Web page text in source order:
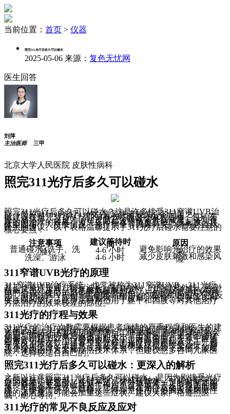
当前位置： 首页 > 仪器
照完311光疗后多久可以碰水
2025-05-06 来源： 复色无忧网
医生回答
刘萍
主治医师
三甲
北京大学人民医院 皮肤性病科
照完311光疗后多久可以碰水
照完311光疗后多久可以碰水？这是许多接受311窄谱UVB治
疗（简称311uvb光疗）的白癜风患者较关心的问题之一。一
般建议在照完311光疗后的4-6小时再进行碰水活动，包括洗
澡、游泳等。这是为了让皮肤充分吸收紫外线能量，达到很
好的的治疗的效果，避免立即碰水导致皮肤敏感或刺激。具
体原因与个人皮肤情况、光疗剂量等因素有关，请务必遵从
医生的建议。以下表格温馨提示了311光疗后碰水需要注意的
核心要点：
注意事项
建议等待时
间 原因
普通碰水 (洗手、洗
脸) 4-6 小时 避免影响光治疗的效果
果
洗澡、游泳 4-6 小时 减少皮肤刺激和感染风
险
311窄谱UVB光疗的原理
311窄谱UVB治疗系统，也常被称为311窄谱UVB、311光疗，
其工作原理是通过特定波长（311纳米）的窄谱紫外线，照射
白癜风患处皮肤，恢复酪氨酸酶的活性，从而促进黑色素细
胞的生成，使白斑部位逐渐恢复颜色。与传统的宽谱UVB相
比，311窄谱UVB光疗具有更高的治疗的效果和更低的不良反
应，因此被广泛应用于白癜风、牛皮癣、疱疹、皮炎等多种
皮肤病的治疗。此疗法特别适用于躯干和四肢等对其他治疗
方法治疗的效果较差的部位。
311光疗的疗程与效果
311光疗的治疗次数需要根据患者病情的严重程度和医生的建
议来决定，并没有统一的标准。一般照射频率为每周2-3次，
大约4-8周左右可以初步观察到治疗的效果。有些患者可能会
在更短的时间内看到效果，而另一些患者则需要更长的治疗
周期。治疗的效果与白斑面积大小、白斑类型、患者年龄等
因素密切相关。治疗费用也取决于患者白斑面积大小、严重
程度及治疗次数，通常整个疗程的光疗费用可能从几千元到
千元以上不等。请注意，务必在正规医疗机构接受治疗，避
免小诊所因设备不规范或操作不当带来的风险，虽然不能建
议具体的治疗方案和疗法技术体系，但建议您多咨询几家医
院，选择较适合自己的。
照完311光疗后多久可以碰水：更深入的解析
之所以注意照完311光疗后多久可以碰水，是因为刚接受光疗
后的皮肤比较敏感，此时立即洗澡或接触水，可能会影响治
疗的效果，甚至引起皮肤不适。紫外线需要一定的时间才能
被皮肤细胞充分吸收并发挥作用。过早地洗去皮肤表面的物
质，可能会干扰这一过程。部分患者在光疗后会出现皮肤瘙
痒、干燥等情况，立即碰水，特别是使用过热的水或刺激性
强的沐浴露，可能会加重这些症状。建议大家严格遵照医
嘱，耐心等待。
311光疗的常见不良反应及应对